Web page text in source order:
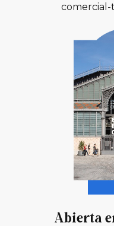
comercial-
Abierta